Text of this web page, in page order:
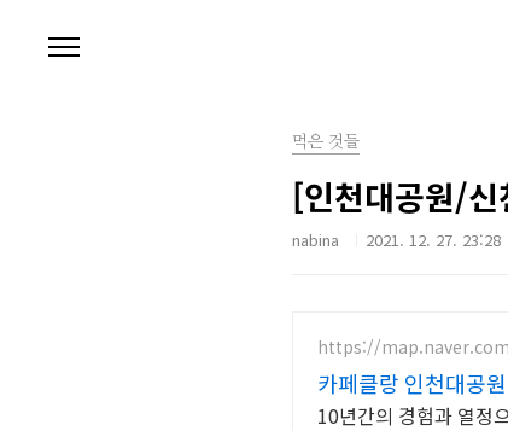
먹은 것들
[인천대공원/
nabina 2021. 12. 27. 23:28
https://
카페클랑 인천대공
10년간의 경험과 열정